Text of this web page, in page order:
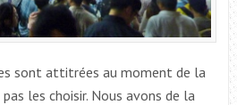
sont attitrées au moment de la
les choisir. Nous avons de la